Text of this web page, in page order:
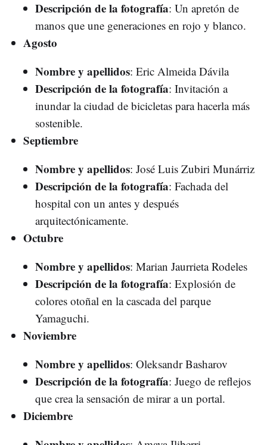
Descripción de la fotografía: Un apretón de
manos que une generaciones en rojo y blanco.
Agosto
Nombre y apellidos: Eric Almeida Dávila
Descripción de la fotografía: Invitación a
inundar la ciudad de bicicletas para hacerla más
sostenible.
Septiembre
Nombre y apellidos: José Luis Zubiri Munárriz
Descripción de la fotografía: Fachada del
hospital con un antes y después
arquitectónicamente.
Octubre
Nombre y apellidos: Marian Jaurrieta Rodeles
Descripción de la fotografía: Explosión de
colores otoñal en la cascada del parque
Yamaguchi.
Noviembre
Nombre y apellidos: Oleksandr Basharov
Descripción de la fotografía: Juego de reflejos
que crea la sensación de mirar a un portal.
Diciembre